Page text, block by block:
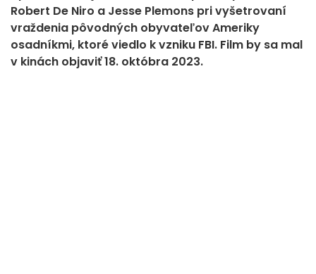
Robert De Niro a Jesse Plemons pri vyšetrovaní
vraždenia pôvodných obyvateľov Ameriky
osadníkmi, ktoré viedlo k vzniku FBI. Film by sa mal
v kinách objaviť 18. októbra 2023.